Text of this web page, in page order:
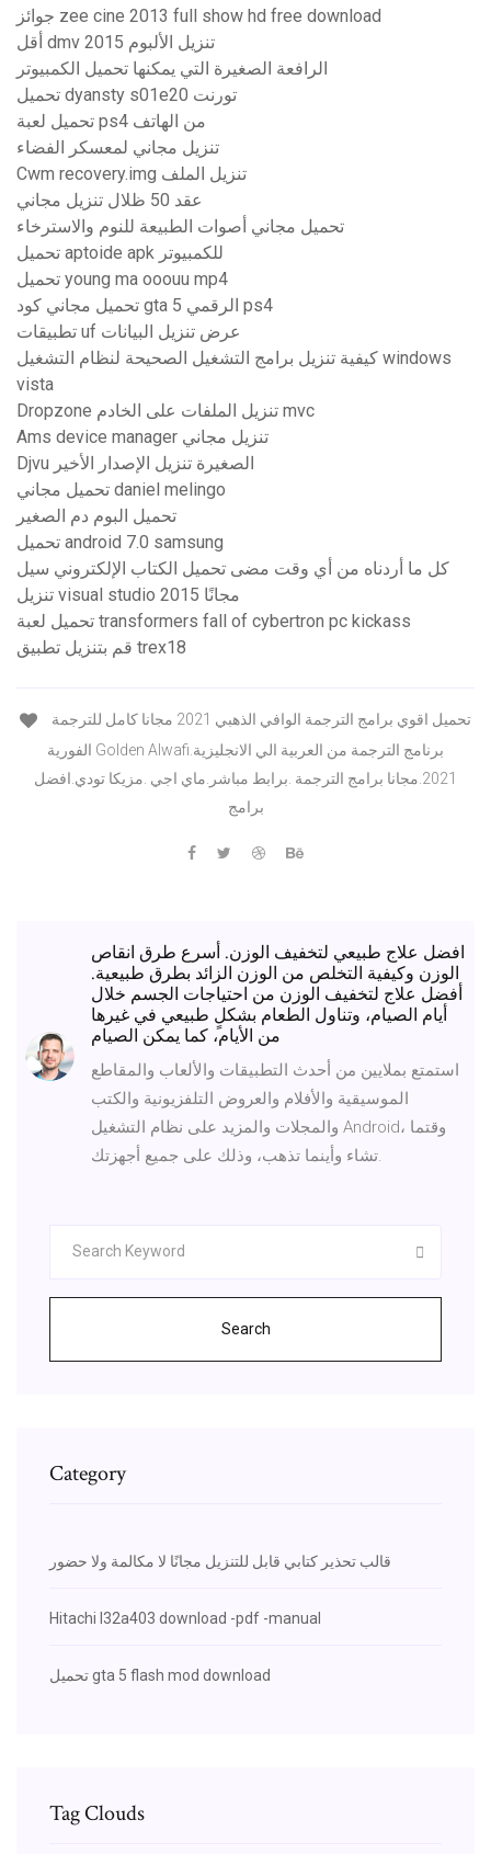
جوائز zee cine 2013 full show hd free download
أقل dmv 2015 تنزيل الألبوم
الرافعة الصغيرة التي يمكنها تحميل الكمبيوتر
تحميل dyansty s01e20 تورنت
تحميل لعبة ps4 من الهاتف
تنزيل مجاني لمعسكر الفضاء
Cwm recovery.img تنزيل الملف
عقد 50 ظلال تنزيل مجاني
تحميل مجاني أصوات الطبيعة للنوم والاسترخاء
تحميل aptoide apk للكمبيوتر
تحميل young ma ooouu mp4
تحميل مجاني كود gta 5 الرقمي ps4
تطبيقات uf عرض تنزيل البيانات
كيفية تنزيل برامج التشغيل الصحيحة لنظام التشغيل windows
vista
Dropzone تنزيل الملفات على الخادم mvc
Ams device manager تنزيل مجاني
Djvu الصغيرة تنزيل الإصدار الأخير
تحميل مجاني daniel melingo
تحميل البوم دم الصغير
تحميل android 7.0 samsung
كل ما أردناه من أي وقت مضى تحميل الكتاب الإلكتروني سيل
تنزيل visual studio 2015 مجانًا
تحميل لعبة transformers fall of cybertron pc kickass
قم بتنزيل تطبيق trex18
الفورية Golden Alwafi.برنامج الترجمة من العربية الي الانجليزية
2021.مجانا برامج الترجمة .برابط مباشر.ماي اجي .مزيكا تودي.افضل
برامج
افضل علاج طبيعي لتخفيف الوزن. أسرع طرق انقاص
الوزن وكيفية التخلص من الوزن الزائد بطرق طبيعية.
أفضل علاج لتخفيف الوزن من احتياجات الجسم خلال
أيام الصيام، وتناول الطعام بشكلٍ طبيعي في غيرها
من الأيام، كما يمكن الصيام
استمتع بملايين من أحدث التطبيقات والألعاب والمقاطع
الموسيقية والأفلام والعروض التلفزيونية والكتب
والمجلات والمزيد على نظام التشغيل Android، وقتما
تشاء وأينما تذهب، وذلك على جميع أجهزتك.
Search
Category
قالب تحذير كتابي قابل للتنزيل مجانًا لا مكالمة ولا حضور
Hitachi l32a403 download -pdf -manual
تحميل gta 5 flash mod download
Tag Clouds